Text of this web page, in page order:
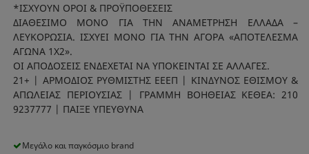
*ΙΣΧΥΟΥΝ ΟΡΟΙ & ΠΡΟΫΠΟΘΕΣΕΙΣ
ΔΙΑΘΕΣΙΜΟ ΜΟΝΟ ΓΙΑ ΤΗΝ ΑΝΑΜΕΤΡΗΣΗ ΕΛΛΑΔΑ –
ΛΕΥΚΟΡΩΣΙΑ. ΙΣΧΥΕΙ ΜΟΝΟ ΓΙΑ ΤΗΝ ΑΓΟΡΑ «ΑΠΟΤΕΛΕΣΜΑ
ΑΓΩΝΑ 1Χ2».
ΟΙ ΑΠΟΔΟΣΕΙΣ ΕΝΔΕΧΕΤΑΙ ΝΑ ΥΠΟΚΕΙΝΤΑΙ ΣΕ ΑΛΛΑΓΕΣ.
21+ | ΑΡΜΟΔΙΟΣ ΡΥΘΜΙΣΤΗΣ ΕΕΕΠ | ΚΙΝΔΥΝΟΣ ΕΘΙΣΜΟΥ &
ΑΠΩΛΕΙΑΣ ΠΕΡΙΟΥΣΙΑΣ | ΓΡΑΜΜΗ ΒΟΗΘΕΙΑΣ ΚΕΘΕΑ: 210
9237777 | ΠΑΙΞΕ ΥΠΕΥΘΥΝΑ
Μεγάλο και παγκόσμιο brand